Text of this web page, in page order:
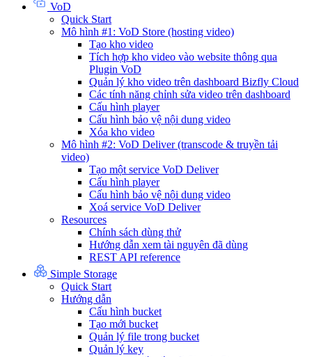
VoD
Quick Start
Mô hình #1: VoD Store (hosting video)
Tạo kho video
Tích hợp kho video vào website thông qua
Plugin VoD
Quản lý kho video trên dashboard Bizfly Cloud
Các tính năng chỉnh sửa video trên dashboard
Cấu hình player
Cấu hình bảo vệ nội dung video
Xóa kho video
Mô hình #2: VoD Deliver (transcode & truyền tải
video)
Tạo một service VoD Deliver
Cấu hình player
Cấu hình bảo vệ nội dung video
Xoá service VoD Deliver
Resources
Chính sách dùng thử
Hướng dẫn xem tài nguyên đã dùng
REST API reference
Simple Storage
Quick Start
Hướng dẫn
Cấu hình bucket
Tạo mới bucket
Quản lý file trong bucket
Quản lý key